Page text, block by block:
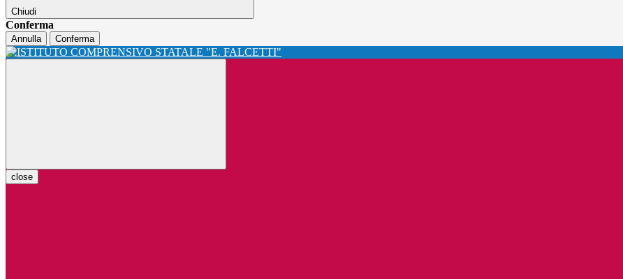
Chiudi
Conferma
Annulla Conferma
close